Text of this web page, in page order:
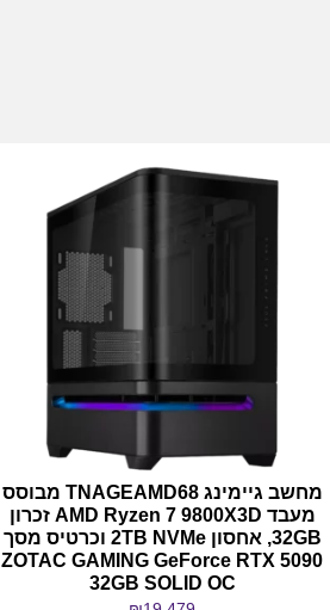
מחשב גיימינג TNAGEAMD68 מבוסס
מעבד AMD Ryzen 7 9800X3D זכרון
32GB, אחסון 2TB NVMe וכרטיס מסך
ZOTAC GAMING GeForce RTX 5090
32GB SOLID OC